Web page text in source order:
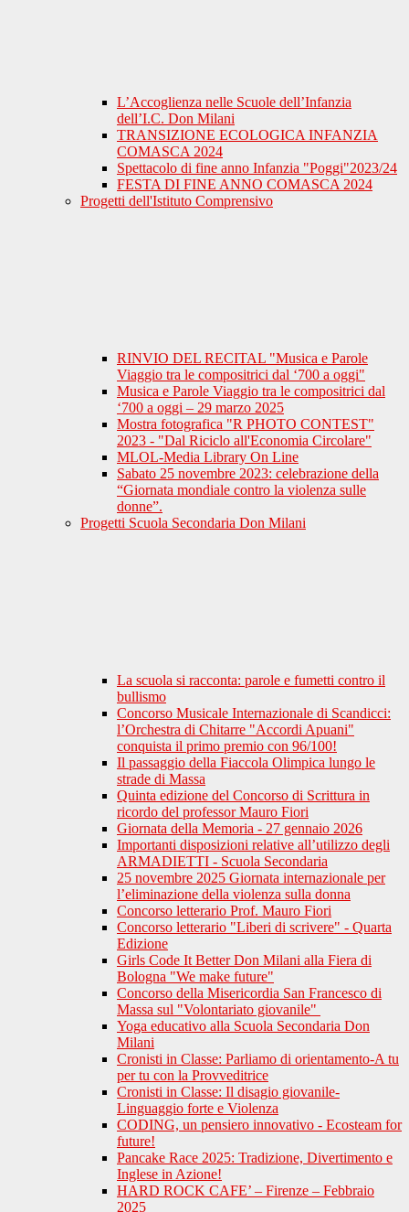
L’Accoglienza nelle Scuole dell’Infanzia
dell’I.C. Don Milani
TRANSIZIONE ECOLOGICA INFANZIA
COMASCA 2024
Spettacolo di fine anno Infanzia "Poggi"2023/24
FESTA DI FINE ANNO COMASCA 2024
Progetti dell'Istituto Comprensivo
RINVIO DEL RECITAL "Musica e Parole
Viaggio tra le compositrici dal ‘700 a oggi"
Musica e Parole Viaggio tra le compositrici dal
‘700 a oggi – 29 marzo 2025
Mostra fotografica "R PHOTO CONTEST"
2023 - "Dal Riciclo all'Economia Circolare"
MLOL-Media Library On Line
Sabato 25 novembre 2023: celebrazione della
“Giornata mondiale contro la violenza sulle
donne”.
Progetti Scuola Secondaria Don Milani
La scuola si racconta: parole e fumetti contro il
bullismo
Concorso Musicale Internazionale di Scandicci:
l’Orchestra di Chitarre "Accordi Apuani"
conquista il primo premio con 96/100!
Il passaggio della Fiaccola Olimpica lungo le
strade di Massa
Quinta edizione del Concorso di Scrittura in
ricordo del professor Mauro Fiori
Giornata della Memoria - 27 gennaio 2026
Importanti disposizioni relative all’utilizzo degli
ARMADIETTI - Scuola Secondaria
25 novembre 2025 Giornata internazionale per
l’eliminazione della violenza sulla donna
Concorso letterario Prof. Mauro Fiori
Concorso letterario "Liberi di scrivere" - Quarta
Edizione
Girls Code It Better Don Milani alla Fiera di
Bologna "We make future"
Concorso della Misericordia San Francesco di
Massa sul "Volontariato giovanile"
Yoga educativo alla Scuola Secondaria Don
Milani
Cronisti in Classe: Parliamo di orientamento-A tu
per tu con la Provveditrice
Cronisti in Classe: Il disagio giovanile-
Linguaggio forte e Violenza
CODING, un pensiero innovativo - Ecosteam for
future!
Pancake Race 2025: Tradizione, Divertimento e
Inglese in Azione!
HARD ROCK CAFE’ – Firenze – Febbraio
2025